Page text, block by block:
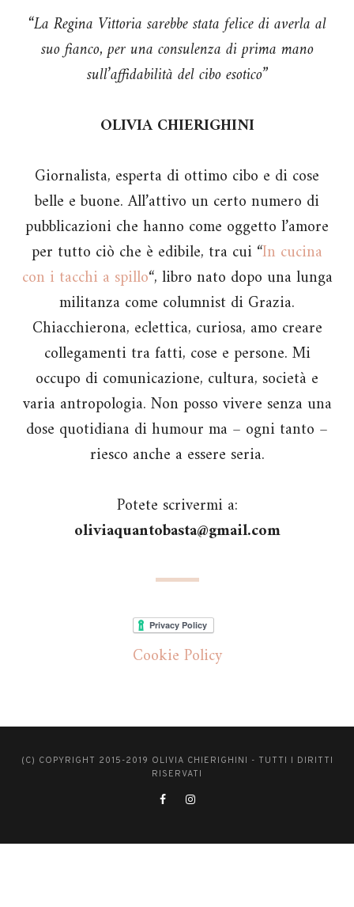
“La Regina Vittoria sarebbe stata felice di averla al
suo fianco, per una consulenza di prima mano
sull’affidabilità del cibo esotico”
OLIVIA CHIERIGHINI
Giornalista, esperta di ottimo cibo e di cose
belle e buone. All’attivo un certo numero di
pubblicazioni che hanno come oggetto l’amore
per tutto ciò che è edibile, tra cui “In cucina
con i tacchi a spillo“, libro nato dopo una lunga
militanza come columnist di Grazia.
Chiacchierona, eclettica, curiosa, amo creare
collegamenti tra fatti, cose e persone. Mi
occupo di comunicazione, cultura, società e
varia antropologia. Non posso vivere senza una
dose quotidiana di humour ma – ogni tanto –
riesco anche a essere seria.
Potete scrivermi a:
oliviaquantobasta@gmail.com
Cookie Policy
(C) COPYRIGHT 2015-2019 OLIVIA CHIERIGHINI - TUTTI I DIRITTI
RISERVATI